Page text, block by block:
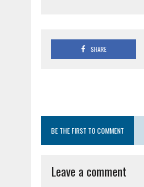
SHARE
BE THE FIRST TO COMMENT
Leave a comment